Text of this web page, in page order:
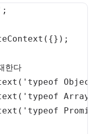
;
( {} ) ;
한다
( 'typeof
( 'typeof
( 'typeof